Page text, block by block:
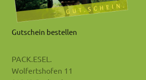
Gutschein bestellen
PACK.ESEL.
Wolfertshofen 11